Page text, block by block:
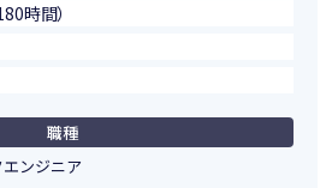
時間）
職種
ンジニア